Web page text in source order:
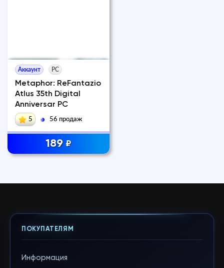
Аккаунт PC
Metaphor: ReFantazio
Atlus 35th Digital
Anniversar PC
5 56 продаж
189 ₽
ПОКУПАТЕЛЯМ
Информация